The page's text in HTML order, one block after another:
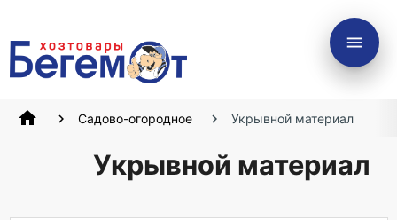
menu
home Садово-огородное Укрывной материал
Укрывной материал